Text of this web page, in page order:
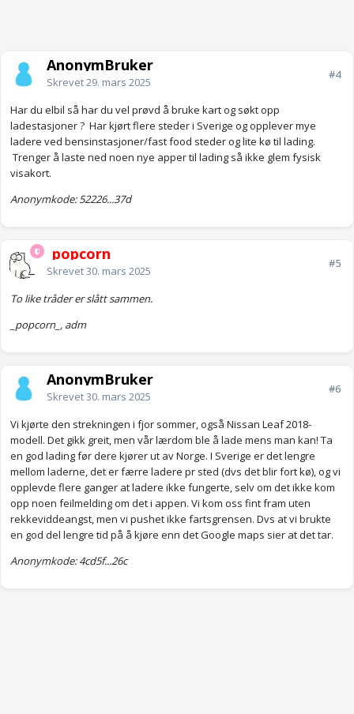
AnonymBruker
Skrevet29. mars 2025
#4
Har du elbil så har du vel prøvd å bruke kart og søkt opp
ladestasjoner ? Har kjørt flere steder i Sverige og opplever mye
ladere ved bensinstasjoner/fast food steder og lite kø til lading.
Trenger å laste ned noen nye apper til lading så ikke glem fysisk
visakort.
Anonymkode: 52226...37d
_popcorn_
Skrevet30. mars 2025
#5
To like tråder er slått sammen.
_popcorn_, adm
AnonymBruker
Skrevet30. mars 2025
#6
Vi kjørte den strekningen i fjor sommer, også Nissan Leaf 2018-
modell. Det gikk greit, men vår lærdom ble å lade mens man kan! Ta
en god lading før dere kjører ut av Norge. I Sverige er det lengre
mellom laderne, det er færre ladere pr sted (dvs det blir fort kø), og vi
opplevde flere ganger at ladere ikke fungerte, selv om det ikke kom
opp noen feilmelding om det i appen. Vi kom oss fint fram uten
rekkeviddeangst, men vi pushet ikke fartsgrensen. Dvs at vi brukte
en god del lengre tid på å kjøre enn det Google maps sier at det tar.
Anonymkode: 4cd5f...26c